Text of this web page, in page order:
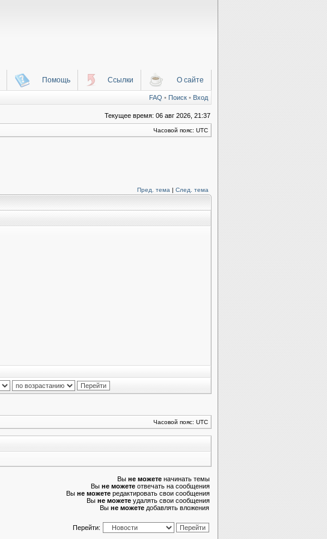
Помощь Ссылки О сайте
FAQ • Поиск • Вход
Текущее время: 06 авг 2026, 21:37
Часовой пояс: UTC
Пред. тема | След. тема
Часовой пояс: UTC
Вы не можете начинать темы
Вы не можете отвечать на сообщения
Вы не можете редактировать свои сообщения
Вы не можете удалять свои сообщения
Вы не можете добавлять вложения
Перейти: